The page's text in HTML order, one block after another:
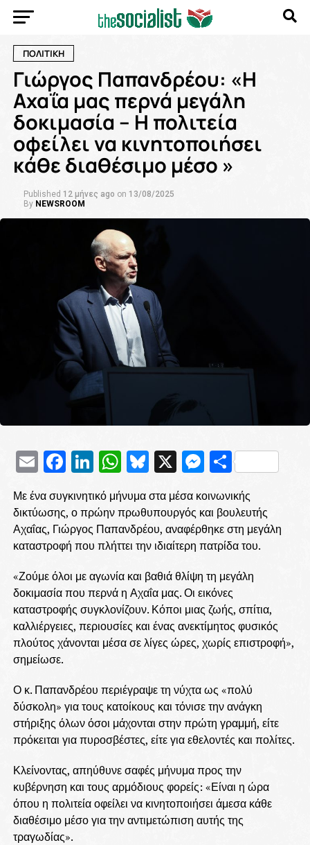
ΠΟΛΙΤΙΚΗ
Γιώργος Παπανδρέου: «Η
Αχαΐα μας περνά μεγάλη
δοκιμασία – Η πολιτεία
οφείλει να κινητοποιήσει
κάθε διαθέσιμο μέσο »
Published 12 μήνες ago on 13/08/2025
By NEWSROOM
EmailFacebook
LinkedIn
WhatsApp
Bluesky
X
Με ένα συγκινητικό μήνυμα στα μέσα κοινωνικής
δικτύωσης, ο πρώην πρωθυπουργός και βουλευτής
Αχαΐας, Γιώργος Παπανδρέου, αναφέρθηκε στη μεγάλη
καταστροφή που πλήττει την ιδιαίτερη πατρίδα του.
«Ζούμε όλοι με αγωνία και βαθιά θλίψη τη μεγάλη
δοκιμασία που περνά η Αχαΐα μας. Οι εικόνες
καταστροφής συγκλονίζουν. Κόποι μιας ζωής, σπίτια,
καλλιέργειες, περιουσίες και ένας ανεκτίμητος φυσικός
πλούτος χάνονται μέσα σε λίγες ώρες, χωρίς επιστροφή»,
σημείωσε.
Ο κ. Παπανδρέου περιέγραψε τη νύχτα ως «πολύ
δύσκολη» για τους κατοίκους και τόνισε την ανάγκη
στήριξης όλων όσοι μάχονται στην πρώτη γραμμή, είτε
πρόκειται για πυροσβέστες, είτε για εθελοντές και πολίτες.
Κλείνοντας, απηύθυνε σαφές μήνυμα προς την
κυβέρνηση και τους αρμόδιους φορείς: «Είναι η ώρα
όπου η πολιτεία οφείλει να κινητοποιήσει άμεσα κάθε
διαθέσιμο μέσο για την αντιμετώπιση αυτής της
τραγωδίας».